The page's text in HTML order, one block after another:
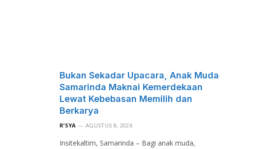
Bukan Sekadar Upacara, Anak Muda
Samarinda Maknai Kemerdekaan
Lewat Kebebasan Memilih dan
Berkarya
R’SYA AGUSTUS 8, 2026
Insitekaltim, Samarinda – Bagi anak muda,